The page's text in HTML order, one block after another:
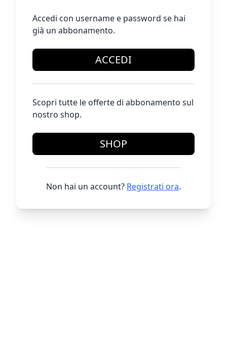
Accedi con username e password se hai
già un abbonamento.
ACCEDI
Scopri tutte le offerte di abbonamento sul
nostro shop.
SHOP
Non hai un account? Registrati ora.